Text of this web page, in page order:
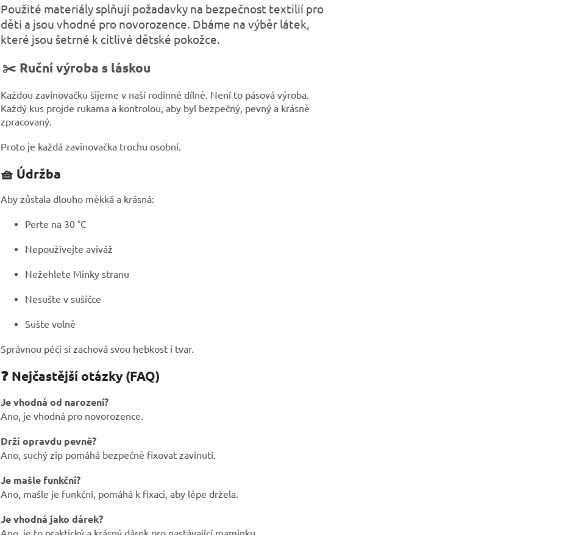
Použité materiály splňují požadavky na bezpečnost textilií pro
děti a jsou vhodné pro novorozence. Dbáme na výběr látek,
které jsou šetrné k citlivé dětské pokožce.
✂️ Ruční výroba s láskou
Každou zavinovačku šijeme v naší rodinné dílně. Není to pásová výroba.
Každý kus projde rukama a kontrolou, aby byl bezpečný, pevný a krásně
zpracovaný.
Proto je každá zavinovačka trochu osobní.
🧺 Údržba
Aby zůstala dlouho měkká a krásná:
Perte na 30 °C
Nepoužívejte aviváž
Nežehlete Minky stranu
Nesušte v sušičce
Sušte volně
Správnou péčí si zachová svou hebkost i tvar.
❓ Nejčastější otázky (FAQ)
Je vhodná od narození?
Ano, je vhodná pro novorozence.
Drží opravdu pevně?
Ano, suchý zip pomáhá bezpečně fixovat zavinutí.
Je mašle funkční?
Ano, mašle je funkční, pomáhá k fixaci, aby lépe držela.
Je vhodná jako dárek?
Ano, je to praktický a krásný dárek pro nastávající maminku.